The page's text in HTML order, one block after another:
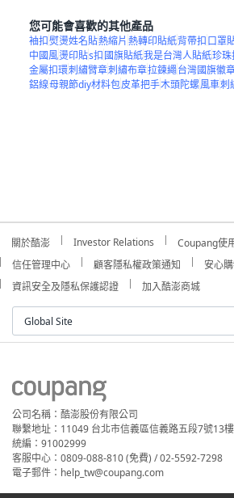
您可能會喜歡的其他產品
袖扣熨燙姓名貼熱縮片熱轉印貼紙背帶扣口罩
中國風燙印貼s扣國旗貼紙我是台灣人貼紙珍珠
金屬扣環刺繡臂章刺繡布章拉鍊繩台灣國旗徽
鋁線母親節diy材料包皮革把手木頭陀螺風車刺
關於酷澎 Investor Relations Coupang使
信任管理中心
顧客隱私權政策通知 安心
資訊安全及隱私保護認證
加入酷澎商城
Global Site
公司名稱：酷澎股份有限公司
聯繫地址：11049 台北市信義區信義路五段7號13
統編：91002999
客服中心：0809-088-810 (免費) / 02-5592-7298
電子郵件：help_tw@coupang.com